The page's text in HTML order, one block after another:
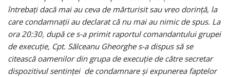
întrebaţi dacă mai au ceva de mărturisit sau vreo dorinţă, la
care condamnaţii au declarat că nu mai au nimic de spus. La
ora 20:30, după ce s-a primit raportul comandantului grupei
de execuţie, Cpt. Sălceanu Gheorghe s-a dispus să se
citească oamenilor din grupa de execuţie de către secretar
dispozitivul sentinţei de condamnare şi expunerea faptelor